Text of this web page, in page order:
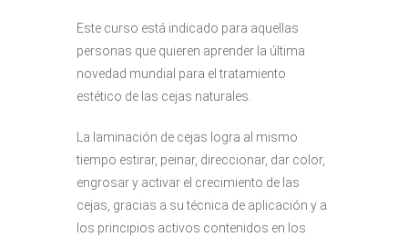
Este curso está indicado para aquellas
personas que quieren aprender la última
novedad mundial para el tratamiento
estético de las cejas naturales.
La laminación de cejas logra al mismo
tiempo estirar, peinar, direccionar, dar color,
engrosar y activar el crecimiento de las
cejas, gracias a su técnica de aplicación y a
los principios activos contenidos en los